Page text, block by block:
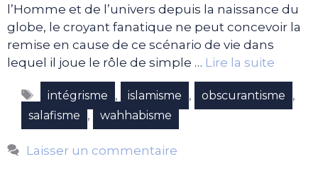
l’Homme et de l’univers depuis la naissance du
globe, le croyant fanatique ne peut concevoir la
remise en cause de ce scénario de vie dans
lequel il joue le rôle de simple … Lire la suite
Étiquettes
intégrisme , islamisme , obscurantisme ,
salafisme , wahhabisme
Laisser un commentaire